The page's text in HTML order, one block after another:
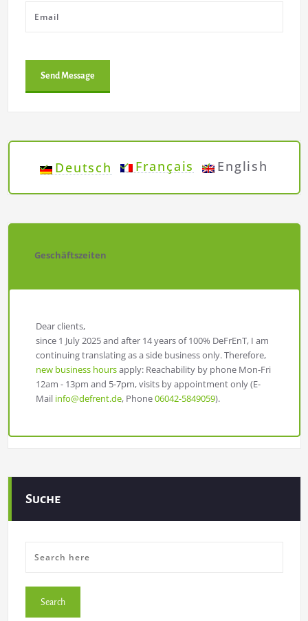
Deutsch Français English
Geschäftszeiten
Dear clients,
since 1 July 2025 and after 14 years of 100% DeFrEnT, I am
continuing translating as a side business only. Therefore,
new business hoursapply: Reachability by phone Mon-Fri
12am - 13pm and 5-7pm, visits by appointment only (E-
Mail info@defrent.de, Phone06042-5849059).
Suche